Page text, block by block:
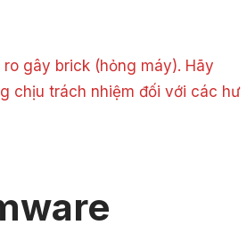
gây brick (hỏng máy). Hãy
chịu trách nhiệm đối với các hư